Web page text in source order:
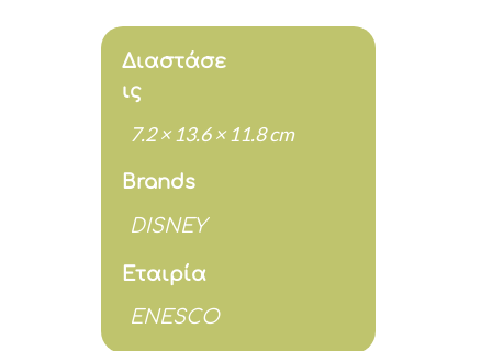
Διαστάσε
ις
7.2 × 13.6 × 11.8 cm
Brands
DISNEY
Εταιρία
ENESCO